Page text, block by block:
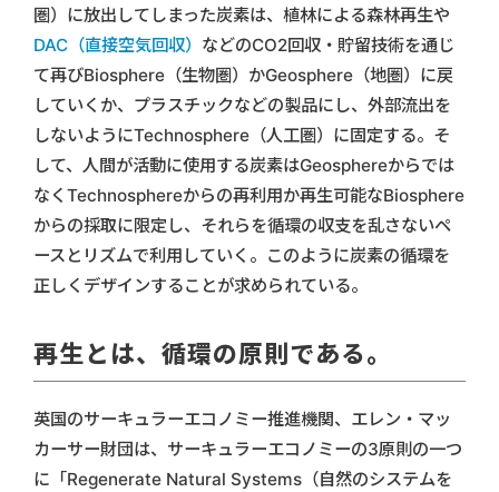
圏）に放出してしまった炭素は、植林による森林再生や
DAC（直接空気回収） などのCO2回収・貯留技術を通じ
て再びBiosphere（生物圏）かGeosphere（地圏）に戻
していくか、プラスチックなどの製品にし、外部流出を
しないようにTechnosphere（人工圏）に固定する。そ
して、人間が活動に使用する炭素はGeosphereからでは
なくTechnosphereからの再利用か再生可能なBiosphere
からの採取に限定し、それらを循環の収支を乱さないペ
ースとリズムで利用していく。このように炭素の循環を
正しくデザインすることが求められている。
再生とは、循環の原則である。
英国のサーキュラーエコノミー推進機関、エレン・マッ
カーサー財団は、サーキュラーエコノミーの3原則の一つ
に「Regenerate Natural Systems（自然のシステムを